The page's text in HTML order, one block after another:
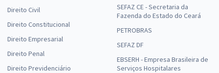
Direito Civil
Direito Constitucional
Direito Empresarial
Direito Penal
Direito Previdenciário
SEFAZ CE - Secretaria da
Fazenda do Estado do Ceará
PETROBRAS
SEFAZ DF
EBSERH - Empresa Brasileira de
Serviços Hospitalares